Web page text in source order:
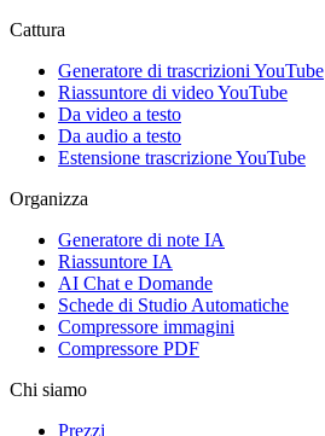
Cattura
Generatore di trascrizioni YouTube
Riassuntore di video YouTube
Da video a testo
Da audio a testo
Estensione trascrizione YouTube
Organizza
Generatore di note IA
Riassuntore IA
AI Chat e Domande
Schede di Studio Automatiche
Compressore immagini
Compressore PDF
Chi siamo
Prezzi